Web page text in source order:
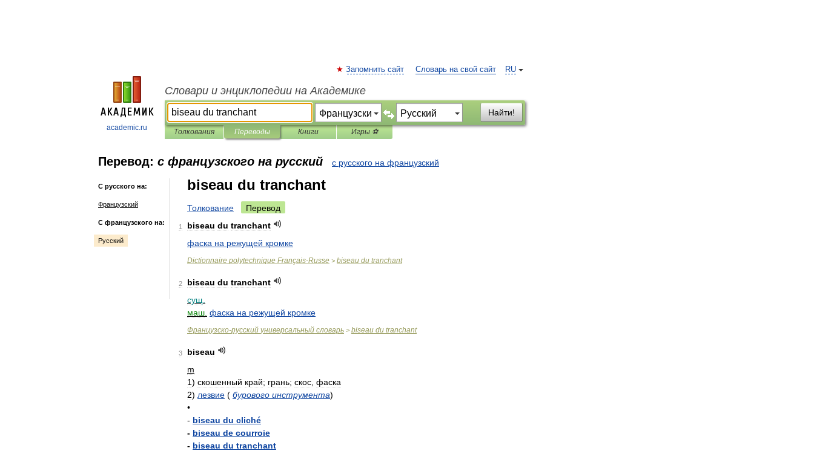
academic.ru
RU
Запомнить сайт Словарь на свой сайт
Словари и энциклопедии на Академике
Найти!
Толкования Переводы Книги Игры ⚽
Перевод: с французского на русский с русского на французский
С русского на:
Французский
С французского на:
Русский
biseau du tranchant
Толкование Перевод
1 biseau du tranchant
фаска на режущей кромке
Dictionnaire polytechnique Français-Russe > biseau du tranchant
2 biseau du tranchant
сущ
маш фаска на режущей кромке
Французско-русский универсальный словарь > biseau du tranchant
3
biseau
m
1) скошенный край; грань; скос фаска
2) лезвие ( бурового инструмента)
•
- biseau du cliché
- biseau de courroie
- biseau du tranchant